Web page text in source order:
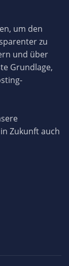
um den
zu
und über
Grundlage,
Zukunft auch